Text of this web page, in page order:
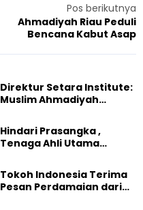
Pos berikutnya
Ahmadiyah Riau Peduli
Bencana Kabut Asap
Direktur Setara Institute:
Muslim Ahmadiyah
Dunia dari “Infrastruktur
Kemanusiaan”
Hindari Prasangka ,
Tenaga Ahli Utama
fakta langsung
kehidupan Muslim
Ahmadiyah di Inggris
Tokoh Indonesia Terima
Pesan Perdamaian dari